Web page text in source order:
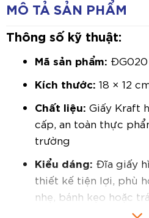
MÔ TẢ SẢN PHẨM
Thông số kỹ thuật:
Mã sản phẩm: ĐG020
Kích thước: 18 × 12
Chất liệu: Giấy Kraft
cấp, an toàn thực
trường
Kiểu dáng: Đĩa giấy
thiết kế tiện lợi, phù
nhẹ, bánh kẹo hoặc